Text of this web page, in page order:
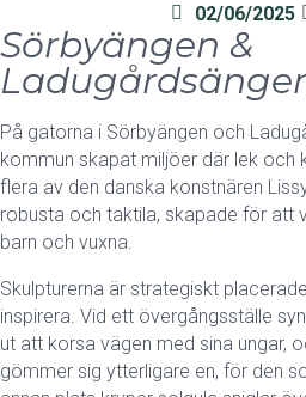
02/06/2025
Sörbyängen &
På gatorna i Sörbyängen och
kommun skapat miljöer där lek och
flera av den danska konstnären
robusta och taktila, skapade för att
barn och vuxna.
Skulpturerna är strategiskt
inspirera. Vid ett övergångsställe
ut att korsa vägen med sina ungar,
gömmer sig ytterligare en, för den